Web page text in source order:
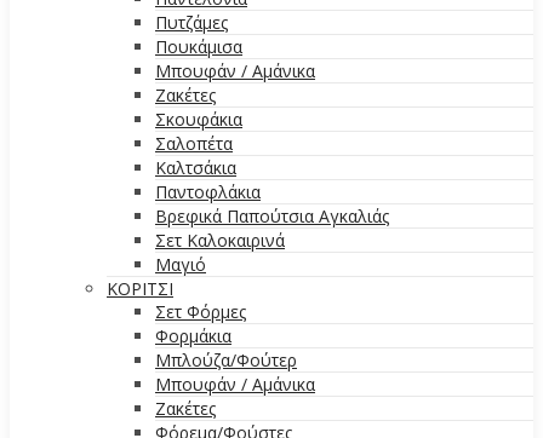
Πυτζάμες
Πουκάμισα
Μπουφάν / Αμάνικα
Ζακέτες
Σκουφάκια
Σαλοπέτα
Καλτσάκια
Παντοφλάκια
Βρεφικά Παπούτσια Αγκαλιάς
Σετ Καλοκαιρινά
Μαγιό
ΚΟΡΙΤΣΙ
Σετ Φόρμες
Φορμάκια
Μπλούζα/Φούτερ
Μπουφάν / Αμάνικα
Ζακέτες
Φόρεμα/Φούστες